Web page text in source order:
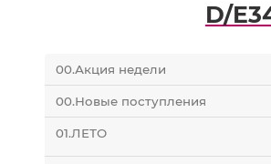
D/
00.Акция недели
00.Новые поступления
01.ЛЕТО